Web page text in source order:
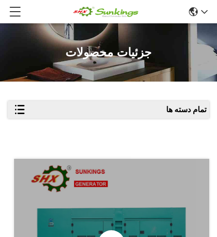
جزئیات محصولات
تمام دسته ها